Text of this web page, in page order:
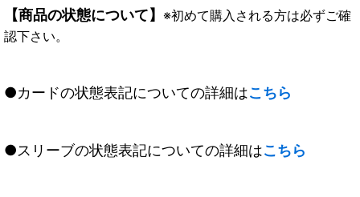
【商品の状態について】 ※初めて購入される方は必ずご確
認下さい。
●カードの状態表記についての詳細はこちら
●スリーブの状態表記についての詳細はこちら